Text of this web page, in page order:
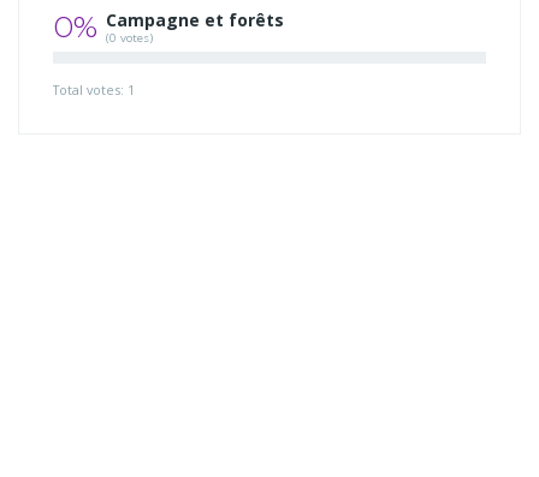
0% Campagne et forêts
(0 votes)
Total votes: 1